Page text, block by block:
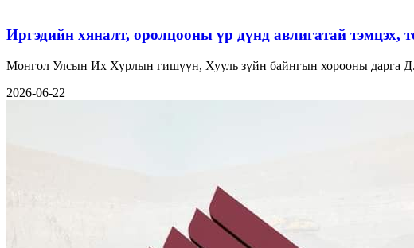
Иргэдийн хяналт, оролцооны үр дүнд авлигатай
Монгол Улсын Их Хурлын гишүүн, Хууль зүйн байнгын хорооны дарга
2026-06-22